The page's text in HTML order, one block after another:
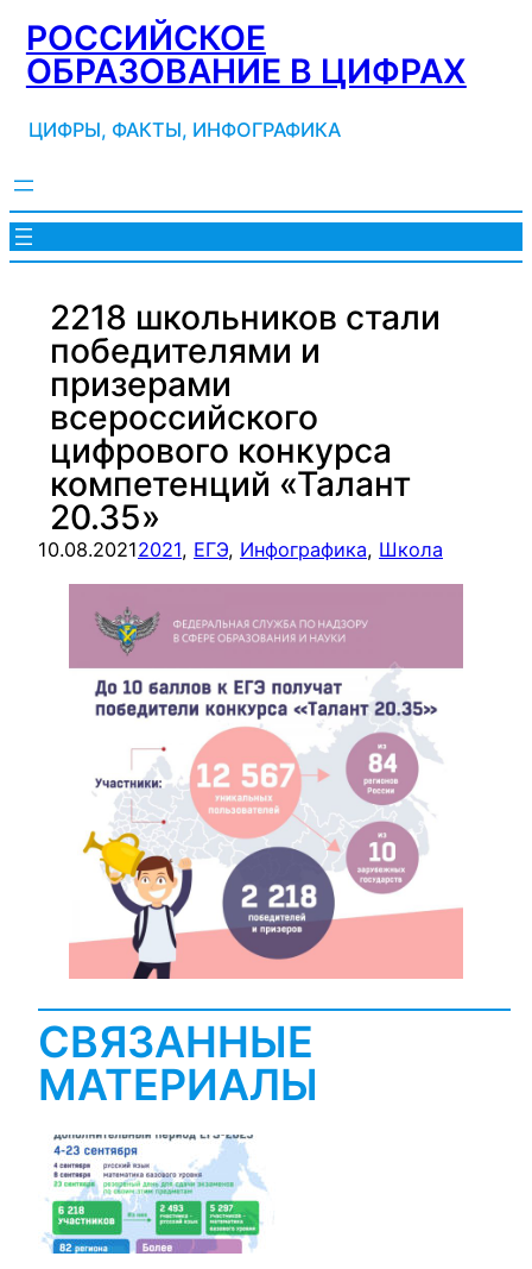
Перейти
содержимому
РОССИЙСКОЕ
ОБРАЗОВАНИЕ В ЦИФРАХ
ЦИФРЫ, ФАКТЫ, ИНФОГРАФИКА
2218 школьников стали
победителями и
призерами
всероссийского
цифрового конкурса
компетенций «Талант
20.35»
10.08.20212021, ЕГЭ, Инфографика, Школа
СВЯЗАННЫЕ
МАТЕРИАЛЫ